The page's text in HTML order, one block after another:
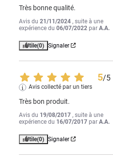
Très bonne qualité.
Avis du21/11/2024 , suite à une
expérience du06/07/2022 parA.A.
Utile(0) Signaler
5/5
Avis collecté par un tiers
Très bon produit.
Avis du 19/08/2017 , suite à une
expérience du 16/07/2017 parA.A.
Utile(0) Signaler